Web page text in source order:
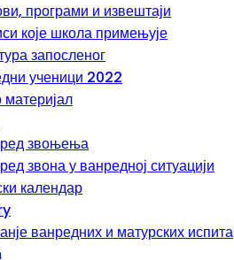
програми и извештаји
које школа примењује
запосленог
ученици 2022
звоњења
звона у ванредној ситуацији
календар
ванредних и матурских испита